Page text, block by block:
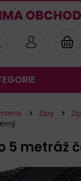
Zipy
5 metráž